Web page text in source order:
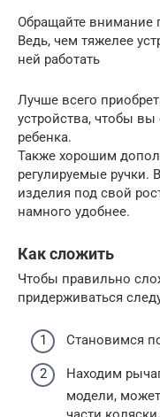
Обращайте внимание
Ведь, чем тяжелее
ней работать
Лучше всего
устройства, чтобы вы
ребенка.
Также хорошим
регулируемые ручки.
изделия под свой
намного удобнее.
Как сложить
Чтобы правильно
придерживаться
Становимся
Находим
модели,